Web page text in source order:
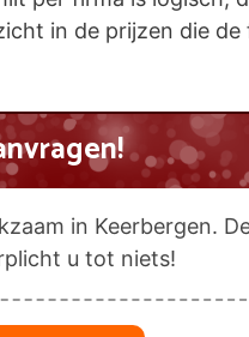
in de prijzen die de
in Keerbergen.
u tot niets!